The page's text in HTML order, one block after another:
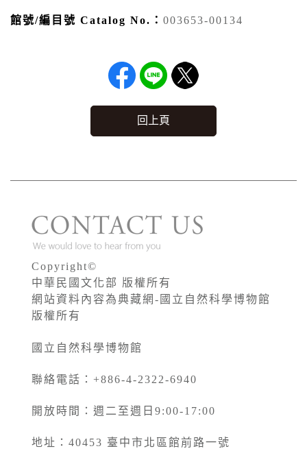
館號/編目號 Catalog No.： 003653-00134
回上頁
Copyright©
中華民國文化部 版權所有
網站資料內容為典藏網-國立自然科學博物館
版權所有
國立自然科學博物館
聯絡電話：+886-4-2322-6940
開放時間：週二至週日9:00-17:00
地址：40453 臺中市北區館前路一號